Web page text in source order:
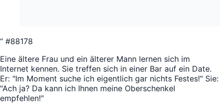
“ #88178
Eine ältere Frau und ein älterer Mann lernen sich im
Internet kennen. Sie treffen sich in einer Bar auf ein Date.
Er: "Im Moment suche ich eigentlich gar nichts Festes!" Sie:
"Ach ja? Da kann ich Ihnen meine Oberschenkel
empfehlen!"